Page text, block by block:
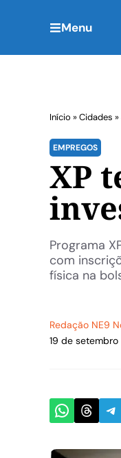
Menu
Início »Cidades »
EMPREGOS
XP
Programa
com
física na
Redação NE9
19 de
Share onShare on